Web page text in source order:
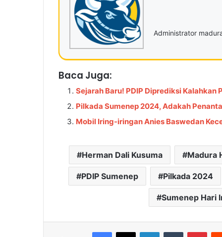
Administrator
Baca Juga:
Sejarah Baru! PDIP Diprediksi Kalahkan
Pilkada Sumenep 2024, Adakah
Mobil Iring-iringan Anies Baswedan
Herman Dali Kusuma Madura
PDIP Sumenep Pilkada 2024
Sumenep Hari